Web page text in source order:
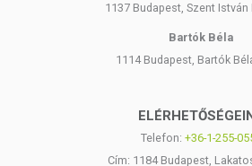
1137 Budapest, Szent István
Bartók Béla
1114 Budapest, Bartók
Telefon: +36-1-255-
Cím: 1184 Budapest,